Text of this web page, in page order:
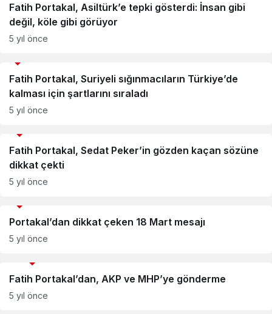
Fatih Portakal, Asiltürk’e tepki gösterdi: İnsan gibi
değil, köle gibi görüyor
5 yıl önce
Fatih Portakal, Suriyeli sığınmacıların Türkiye’de
kalması için şartlarını sıraladı
5 yıl önce
Fatih Portakal, Sedat Peker’in gözden kaçan sözüne
dikkat çekti
5 yıl önce
Portakal’dan dikkat çeken 18 Mart mesajı
5 yıl önce
Fatih Portakal’dan, AKP ve MHP’ye gönderme
5 yıl önce